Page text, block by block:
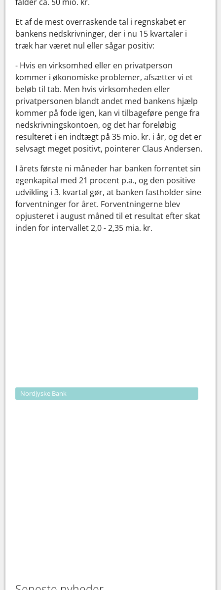
Et af de mest overraskende tal i regnskabet er
bankens nedskrivninger, der i nu 15 kvartaler i
træk har været nul eller sågar positiv:
- Hvis en virksomhed eller en privatperson
kommer i økonomiske problemer, afsætter vi et
beløb til tab. Men hvis virksomheden eller
privatpersonen blandt andet med bankens hjælp
kommer på fode igen, kan vi tilbageføre penge fra
nedskrivningskontoen, og det har foreløbig
resulteret i en indtægt på 35 mio. kr. i år, og det er
selvsagt meget positivt, pointerer Claus Andersen.
I årets første ni måneder har banken forrentet sin
egenkapital med 21 procent p.a., og den positive
udvikling i 3. kvartal gør, at banken fastholder sine
forventninger for året. Forventningerne blev
opjusteret i august måned til et resultat efter skat
inden for intervallet 2,0 - 2,35 mia. kr.
Nordjyske Bank